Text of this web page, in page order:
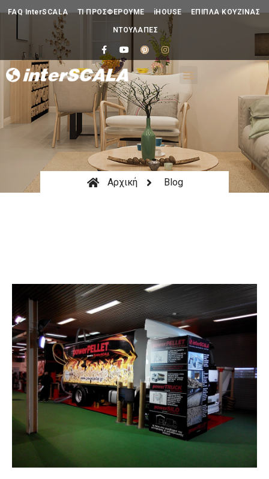
FAQ InterSCALA ΤΙ ΠΡΟΣΦΕΡΟΥΜΕ iHOUSE ΕΠΙΠΛΑ ΚΟΥΖΙΝΑΣ
ΝΤΟΥΛΑΠΕΣ
Αρχική Blog